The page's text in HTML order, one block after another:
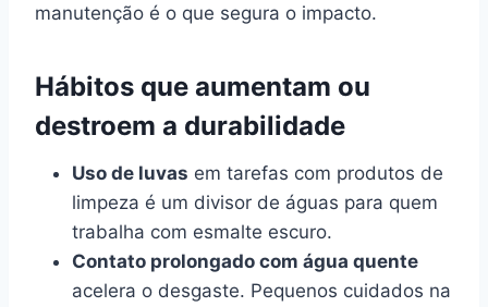
manutenção é o que segura o impacto.
Hábitos que aumentam ou
destroem a durabilidade
Uso de luvas em tarefas com produtos de
limpeza é um divisor de águas para quem
trabalha com esmalte escuro.
Contato prolongado com água quente
acelera o desgaste. Pequenos cuidados na